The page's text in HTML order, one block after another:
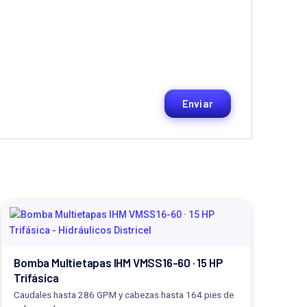
Bomba Multietapas IHM VMSS16-60 · 15 HP
Trifásica
Caudales hasta 286 GPM y cabezas hasta 164 pies de